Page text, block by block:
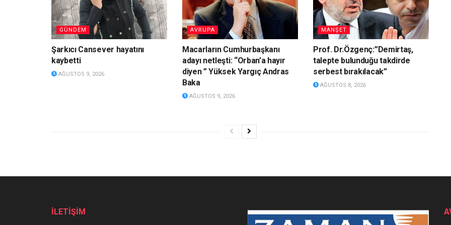
GÜNDEM
Şarkıcı Cansever hayatını
kaybetti
AĞUSTOS 9, 2026
AVRUPA
Macarların Cumhurbaşkanı
adayı netleşti: “Orban’a hayır
diyen ” Yüksek Yargıç Andras
Baka
AĞUSTOS 9, 2026
MANŞET
Prof. Dr.Özgenç:”Demirtaş,
talepte bulunduğu takdirde
serbest bırakılacak”
AĞUSTOS 8, 2026
İLETİŞİM